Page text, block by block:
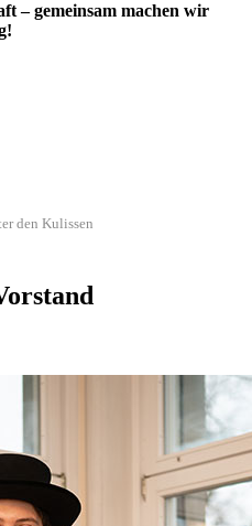
– gemeinsam machen wir
den Kulissen